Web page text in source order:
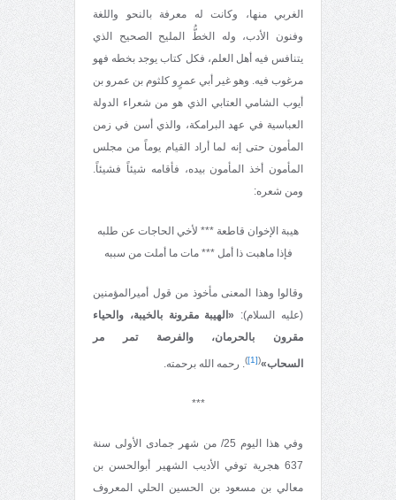
الغربي منها، وكانت له معرفة بالنحو واللغة
وفنون الأدب، وله الخطُّ المليح الصحيح الذي
يتنافس فيه أهل العلم، فكل كتاب يوجد بخطه فهو
مرغوب فيه. وهو غير أبي عمرٍو كلثوم بن عمرو بن
أيوب الشامي العتابي الذي هو من شعراء الدولة
العباسية في عهد البرامكة، والذي أسن في زمن
المأمون حتى إنه لما أراد القيام يوماً من مجلس
المأمون أخذ المأمون بيده، فأقامه شيئاً فشيئاً.
ومن شعره:
هيبة الإخوان قاطعة *** لأخي الحاجات عن طلبه
فإذا ماهبت ذا أمل *** مات ما أملت من سببه
وقالوا وهذا المعنى مأخوذ من قول أميرالمؤمنين
(عليه السلام):
«الهيبة مقرونة بالخيبة، والحياء
مقرون بالحرمان، والفرصة تمر مر
السحاب»(
[1]
). رحمه الله برحمته.
***
وفي هذا اليوم 25/ من شهر جمادى الأولى سنة
637 هجرية توفي الأديب الشهير أبوالحسن بن
معالي بن مسعود بن الحسين الحلي المعروف